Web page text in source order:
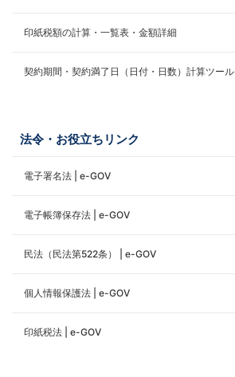
印紙税額の計算・一覧表・金額詳細
契約期間・契約満了日（日付・日数）計算ツール
法令・お役立ちリンク
電子署名法 | e-GOV
電子帳簿保存法 | e-GOV
民法（民法第522条） | e-GOV
個人情報保護法 | e-GOV
印紙税法 | e-GOV